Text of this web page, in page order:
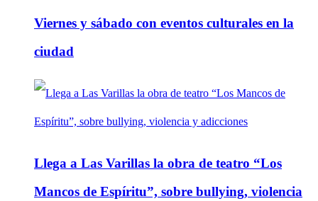
Viernes y sábado con eventos culturales en la
ciudad
Llega a Las Varillas la obra de teatro “Los
Mancos de Espíritu”, sobre bullying, violencia